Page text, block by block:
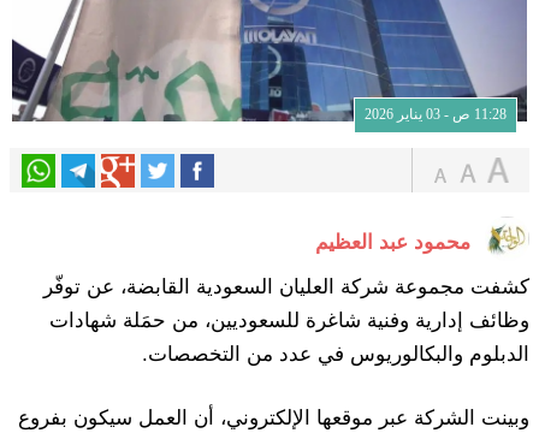
11:28 ص - 03 يناير 2026
محمود عبد العظيم
كشفت مجموعة شركة العليان السعودية القابضة، عن توفّر
وظائف إدارية وفنية شاغرة للسعوديين، من حمَلة شهادات
الدبلوم والبكالوريوس في عدد من التخصصات.
وبينت الشركة عبر موقعها الإلكتروني، أن العمل سيكون بفروع